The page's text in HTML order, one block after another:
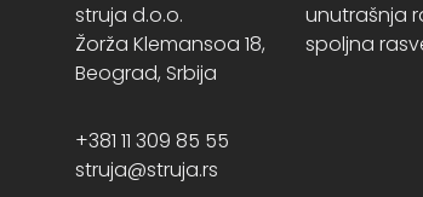
struja d.o.o.
Žorža Klemansoa 18,
Beograd, Srbija
+381 11 309 85 55
struja@struja.rs
unutrašnja
spoljna